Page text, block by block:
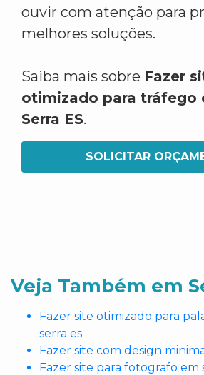
ouvir com atenção para
melhores soluções.
Saiba mais sobre Fazer
otimizado para tráfego
Serra ES.
SOLICITAR
Veja Também em
Fazer site otimizado para
serra es
Fazer site com design
Fazer site para fotografo em